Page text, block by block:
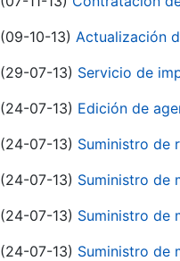
(09-10-13) Actualización
(29-07-13) Servicio de
(24-07-13) Edición de
(24-07-13) Suministro de
(24-07-13) Suministro de
(24-07-13) Suministro de
(24-07-13) Suministro de